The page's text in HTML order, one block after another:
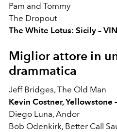
Pam and Tommy
The Dropout
The White Lotus: Sicily –
Miglior attore in
drammatica
Jeff Bridges, The Old Man
Kevin Costner, Yellowstone
Diego Luna, Andor
Bob Odenkirk, Better Call